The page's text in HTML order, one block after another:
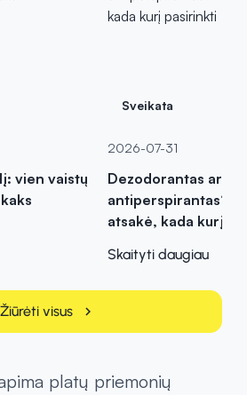
vien vaistų
Sveikata
2026-07-31
Dezodorantas ar
antiperspirantas?
atsakė, kada kurį
Skaityti daugiau
Žiūrėti visus chevron_right
platų priemonių